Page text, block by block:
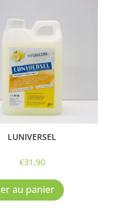
page
LUNIVERSEL
€31,90
au panier